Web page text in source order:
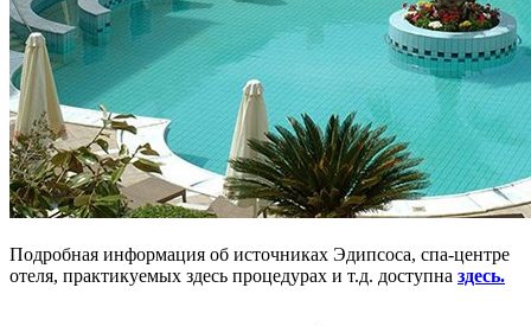
Подробная информация об источниках Эдипсоса, спа-центре
отеля, практикуемых здесь процедурах и т.д. доступна здесь.